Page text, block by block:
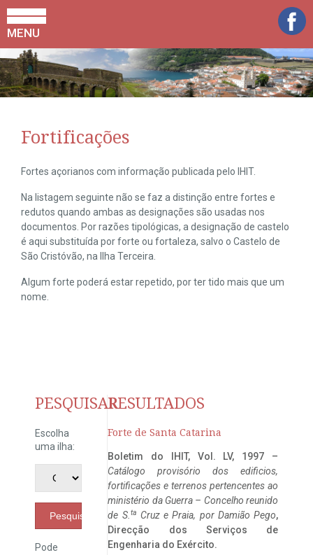
MENU
Fortificações
Fortes açorianos com informação publicada pelo IHIT.
Na listagem seguinte não se faz a distinção entre fortes e
redutos quando ambas as designações são usadas nos
documentos. Por razões tipológicas, a designação de castelo
é aqui substituída por forte ou fortaleza, salvo o Castelo de
São Cristóvão, na Ilha Terceira.
Algum forte poderá estar repetido, por ter tido mais que um
nome.
PESQUISAR
Escolha
uma ilha:
Pesquisar
Pode
RESULTADOS
Forte de Santa Catarina
Boletim do IHIT, Vol. LV, 1997 –
Catálogo provisório dos edificios,
fortificações e terrenos pertencentes ao
ministério da Guerra – Concelho reunido
de S. ta Cruz e Praia, por Damião Pego,
Direcção dos Serviços de
Engenharia do Exército.